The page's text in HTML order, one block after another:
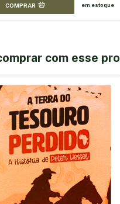
COMPRAR em estoque
com esse